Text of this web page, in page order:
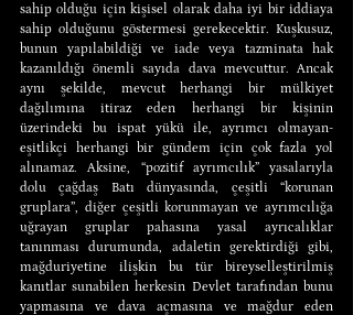
sahip olduğu için kişisel olarak daha iyi bir iddiaya
sahip olduğunu göstermesi gerekecektir. Kuşkusuz,
bunun yapılabildiği ve iade veya tazminata hak
kazanıldığı önemli sayıda dava mevcuttur. Ancak
aynı şekilde, mevcut herhangi bir mülkiyet
dağılımına itiraz eden herhangi bir kişinin
üzerindeki bu ispat yükü ile, ayrımcı olmayan-
eşitlikçi herhangi bir gündem için çok fazla yol
alınamaz. Aksine, “pozitif ayrımcılık” yasalarıyla
dolu çağdaş Batı dünyasında, çeşitli “korunan
gruplara”, diğer çeşitli korunmayan ve ayrımcılığa
uğrayan gruplar pahasına yasal ayrıcalıklar
tanınması durumunda, adaletin gerektirdiği gibi,
mağduriyetine ilişkin bu tür bireyselleştirilmiş
kanıtlar sunabilen herkesin Devlet tarafından bunu
yapmasına ve dava açmasına ve mağdur eden